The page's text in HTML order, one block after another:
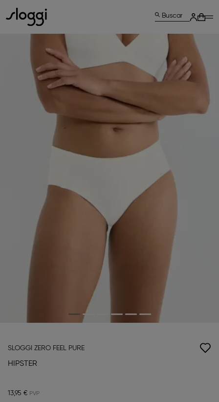
Buscar
SLOGGI ZERO FEEL PURE
HIPSTER
13,95 €